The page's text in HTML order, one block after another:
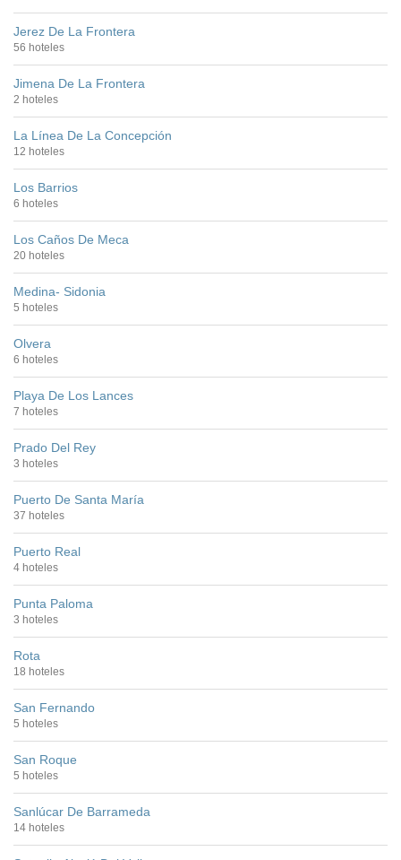
Jerez De La Frontera
56 hoteles
Jimena De La Frontera
2 hoteles
La Línea De La Concepción
12 hoteles
Los Barrios
6 hoteles
Los Caños De Meca
20 hoteles
Medina- Sidonia
5 hoteles
Olvera
6 hoteles
Playa De Los Lances
7 hoteles
Prado Del Rey
3 hoteles
Puerto De Santa María
37 hoteles
Puerto Real
4 hoteles
Punta Paloma
3 hoteles
Rota
18 hoteles
San Fernando
5 hoteles
San Roque
5 hoteles
Sanlúcar De Barrameda
14 hoteles